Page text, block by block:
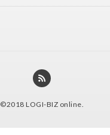
©2018 LOGI-BIZ online